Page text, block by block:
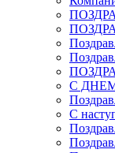
С
С